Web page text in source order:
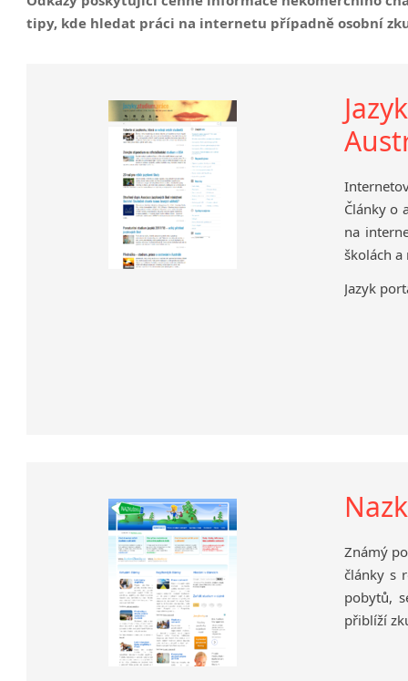
Nepřímá řeč
tipy, kde hledat práci na internetu případně osobní
Články o
na
školách a
Jazyk
Známý
články s
pobytů,
přiblíží